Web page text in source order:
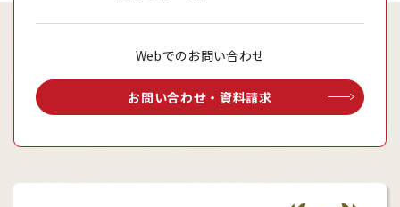
Webでのお問い合わせ
お問い合わせ・資料請求